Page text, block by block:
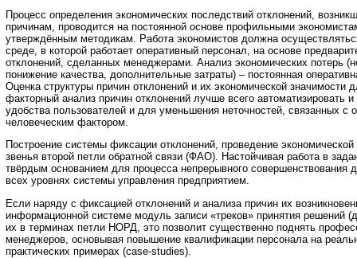
Процесс определения экономических последствий отклонений,
причинам, проводится на постоянной основе профильными
утверждённым методикам. Работа экономистов должна
среде, в которой работает оперативный персонал, на основе
отклонений, сделанных менеджерами. Анализ экономических потерь
понижение качества, дополнительные затраты) – постоянная
Оценка структуры причин отклонений и их экономической значимости
факторный анализ причин отклонений лучше всего автоматизировать
удобства пользователей и для уменьшения неточностей, связанных с
человеческим фактором.
Построение системы фиксации отклонений, проведение
звенья второй петли обратной связи (ФАО). Настойчивая работа в
твёрдым основанием для процесса непрерывного совершенствования
всех уровнях системы управления предприятием.
Если наряду с фиксацией отклонений и анализа причин их
информационной системе модуль записи «треков» принятия решений
их в терминах петли НОРД, это позволит существенно поднять
менеджеров, основывая повышение квалификации персонала на
практических примерах (case-studies).